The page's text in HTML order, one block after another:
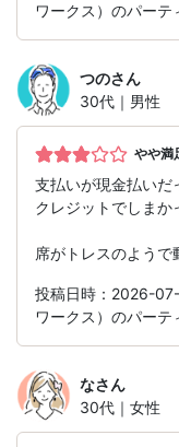
ワークス）のパーテ
つのさん
30代｜男性
やや満
支払いが現金払いだ
クレジットでしまか
席がトレスのようで
投稿日時：2026-
ワークス）のパーテ
なさん
30代｜女性